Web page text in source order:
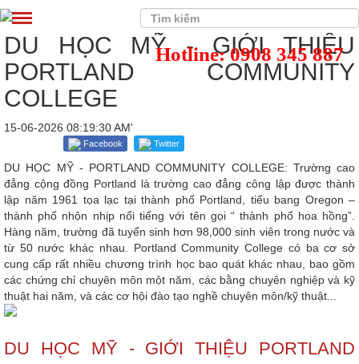
Hotline: 0908 345 887
DU HỌC MỸ - GIỚI THIỆU
PORTLAND COMMUNITY
COLLEGE
15-06-2026 08:19:30 AM'
Facebook Twitter
DU HỌC MỸ - PORTLAND COMMUNITY COLLEGE: Trường cao
đẳng cộng đồng Portland là trường cao đẳng công lập được thành
lập năm 1961 tọa lạc tại thành phố Portland, tiểu bang Oregon –
thành phố nhộn nhịp nổi tiếng với tên gọi “ thành phố hoa hồng”.
Hàng năm, trường đã tuyển sinh hơn 98,000 sinh viên trong nước và
từ 50 nước khác nhau. Portland Community College có ba cơ sở
cung cấp rất nhiều chương trình học bao quát khác nhau, bao gồm
các chứng chỉ chuyên môn một năm, các bằng chuyên nghiệp và kỹ
thuật hai năm, và các cơ hội đào tạo nghề chuyên môn/kỹ thuật...
DU HỌC MỸ - GIỚI THIỆU PORTLAND